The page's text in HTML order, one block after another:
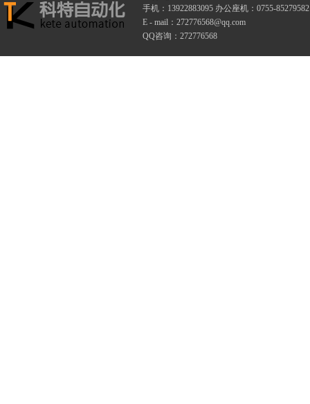
手机：13922883095 办公座机：0755-85279582
E - mail：272776568@qq.com
QQ咨询：272776568